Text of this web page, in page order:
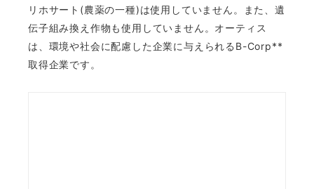
リホサート(農薬の一種)は使用していません。また、遺
伝子組み換え作物も使用していません。オーティス
は、環境や社会に配慮した企業に与えられるB-Corp**
取得企業です。